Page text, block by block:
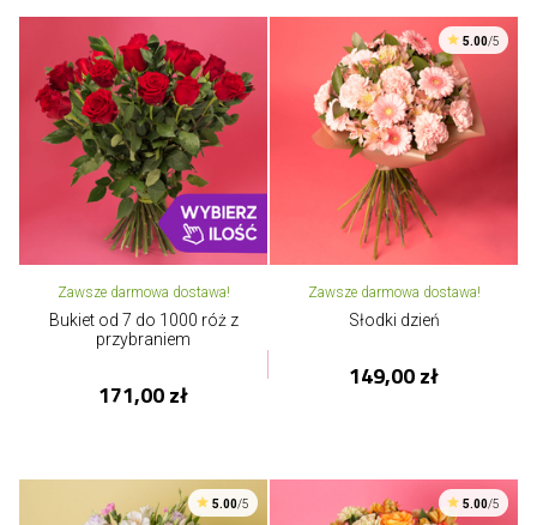
Zawsze darmowa dostawa!
Bukiet od 7 do 1000 róż z
przybraniem
171,00 zł
5.00/5
Zawsze darmowa dostawa!
Słodki dzień
149,00 zł
5.00/5 5.00/5